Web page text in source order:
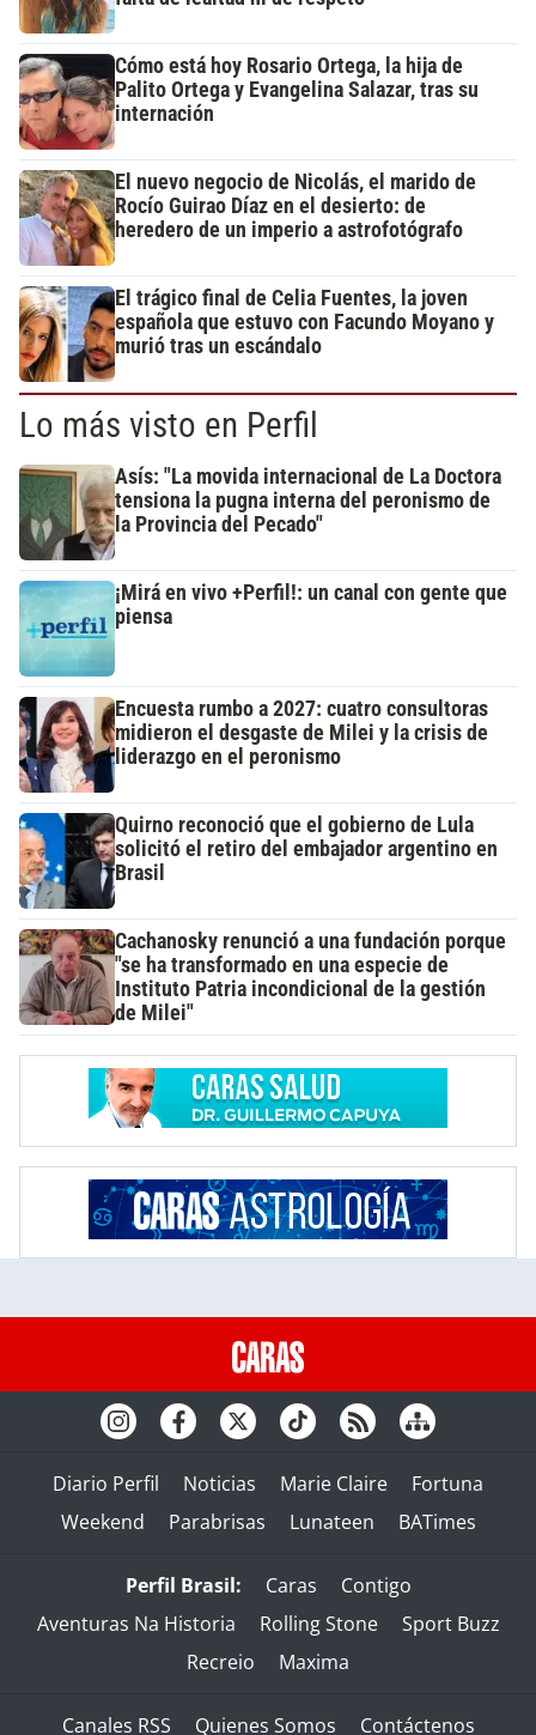
Cómo está hoy Rosario Ortega, la hija de
Palito Ortega y Evangelina Salazar, tras su
internación
El nuevo negocio de Nicolás, el marido de
Rocío Guirao Díaz en el desierto: de
heredero de un imperio a astrofotógrafo
El trágico final de Celia Fuentes, la joven
española que estuvo con Facundo Moyano y
murió tras un escándalo
Lo más visto en Perfil
Asís: "La movida internacional de La Doctora
tensiona la pugna interna del peronismo de
la Provincia del Pecado"
¡Mirá en vivo +Perfil!: un canal con gente que
piensa
Encuesta rumbo a 2027: cuatro consultoras
midieron el desgaste de Milei y la crisis de
liderazgo en el peronismo
Quirno reconoció que el gobierno de Lula
solicitó el retiro del embajador argentino en
Brasil
Cachanosky renunció a una fundación porque
"se ha transformado en una especie de
Instituto Patria incondicional de la gestión
de Milei"
Diario Perfil Noticias Marie Claire
Fortuna
Weekend
Parabrisas Lunateen BATimes
Perfil Brasil: Caras
Contigo
Aventuras Na Historia
Rolling Stone
Sport Buzz
Recreio
Maxima
Canales RSS Quienes Somos Contáctenos